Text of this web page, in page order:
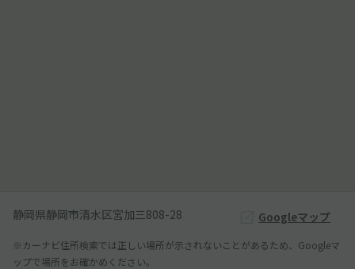
静岡県静岡市清水区宮加三808-28 Googleマップ
※カーナビ住所検索では正しい場所が示されないことがあるため、Googleマ
ップで場所をお確かめください。